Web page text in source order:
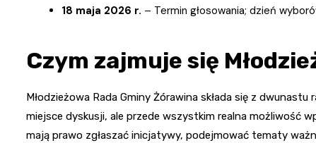
18 maja 2026 r. – Termin głosowania; dzień
Czym zajmuje się
Młodzieżowa Rada Gminy Żórawina składa się z
miejsce dyskusji, ale przede wszystkim realna możliwość
mają prawo zgłaszać inicjatywy, podejmować tematy